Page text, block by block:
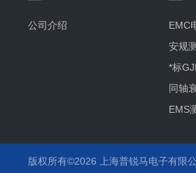
公司介绍
EMC
安规
*标
同轴
EMS
版权所有©2026 上海普锐马电子有